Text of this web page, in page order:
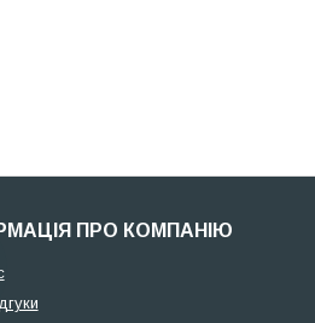
ПРО КОМПАНІЮ